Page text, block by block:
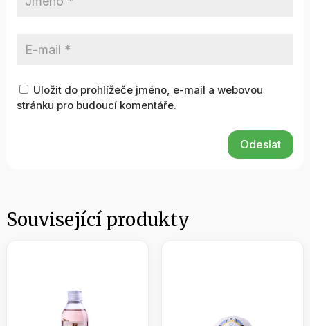
Uložit do prohlížeče jméno, e-mail a webovou
stránku pro budoucí komentáře.
Odeslat
Související produkty